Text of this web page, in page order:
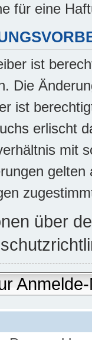
für eine
ist
Die
ist
erlischt
mit
über